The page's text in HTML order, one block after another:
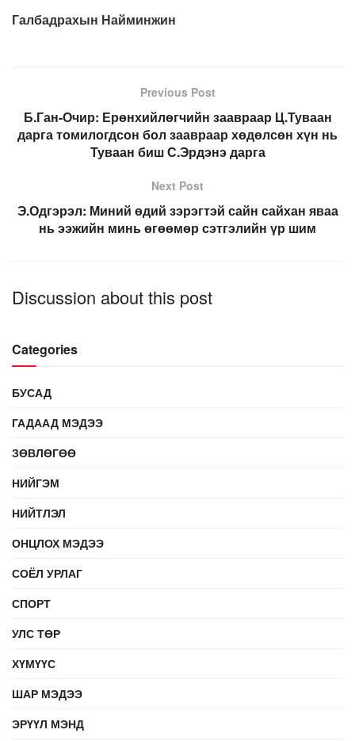
Галбадрахын Найминжин
Previous Post
Б.Ган-Очир: Ерөнхийлөгчийн заавраар Ц.Туваан
дарга томилогдсон бол заавраар хөдөлсөн хүн нь
Туваан биш С.Эрдэнэ дарга
Next Post
Э.Одгэрэл: Миний өдий зэрэгтэй сайн сайхан яваа
нь ээжийн минь өгөөмөр сэтгэлийн үр шим
Discussion about this post
Categories
БУСАД
ГАДААД МЭДЭЭ
ЗӨВЛӨГӨӨ
НИЙГЭМ
НИЙТЛЭЛ
ОНЦЛОХ МЭДЭЭ
СОЁЛ УРЛАГ
СПОРТ
УЛС ТӨР
ХҮМҮҮС
ШАР МЭДЭЭ
ЭРҮҮЛ МЭНД